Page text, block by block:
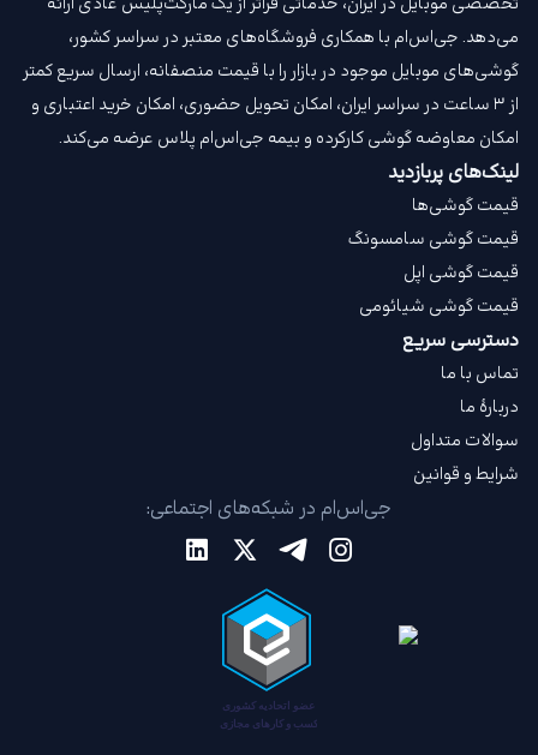
می‌دهد. جی‌اس‌ام با همکاری فروشگاه‌های معتبر در سراسر کشور،
گوشی‌های موبایل موجود در بازار را با قیمت‌ منصفانه، ارسال سریع کمتر
از ۳ ساعت در سراسر ایران، امکان تحویل حضوری، امکان خرید اعتباری و
امکان معاوضه گوشی کارکرده و بیمه جی‌اس‌ام‌ پلاس عرضه می‌کند.
لینک‌های پربازدید
قیمت گوشی‌ها
قیمت گوشی سامسونگ
قیمت گوشی اپل
قیمت گوشی شیائومی
دسترسی سریع
تماس با ما
دربارهٔ ما
سوالات متداول
شرایط و قوانین
جی‌اس‌ام در شبکه‌های اجتماعی: